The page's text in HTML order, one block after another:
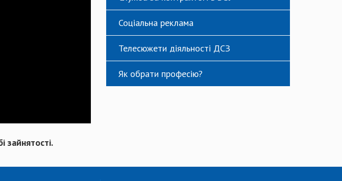
зайнятості.
Соціальна реклама
Телесюжети діяльності ДСЗ
Як обрати професію?